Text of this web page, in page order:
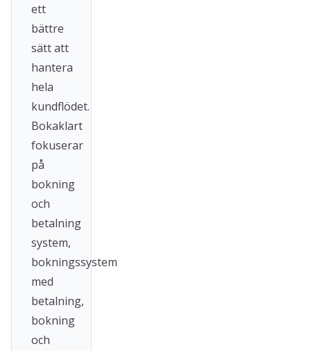
ett
bättre
sätt att
hantera
hela
kundflödet.
Bokaklart
fokuserar
på
bokning
och
betalning
system,
bokningssystem
med
betalning,
bokning
och